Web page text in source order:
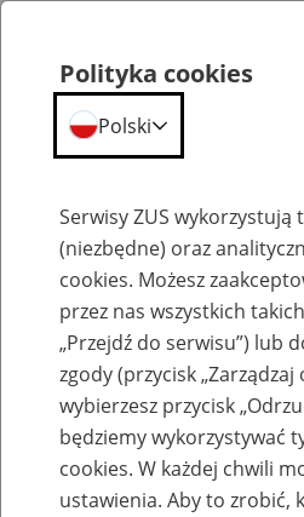
Komunikaty
Aktualizacja programu
Polityka cookies
Polski
Serwisy ZUS wykorzystują
(niezbędne) oraz
cookies. Możesz
przez nas wszystkich
„Przejdź do serwisu”) lub
zgody (przycisk „Zarządzaj
wybierzesz przycisk
będziemy wykorzystywać
cookies. W każdej chwili
ustawienia. Aby to zrobić,